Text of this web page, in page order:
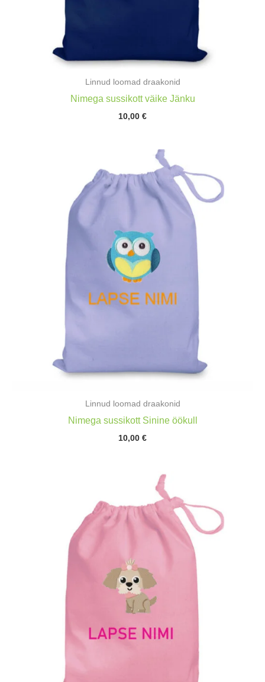
Linnud loomad draakonid
Nimega sussikott väike Jänku
10,00 €
Linnud loomad draakonid
Nimega sussikott Sinine öökull
10,00 €